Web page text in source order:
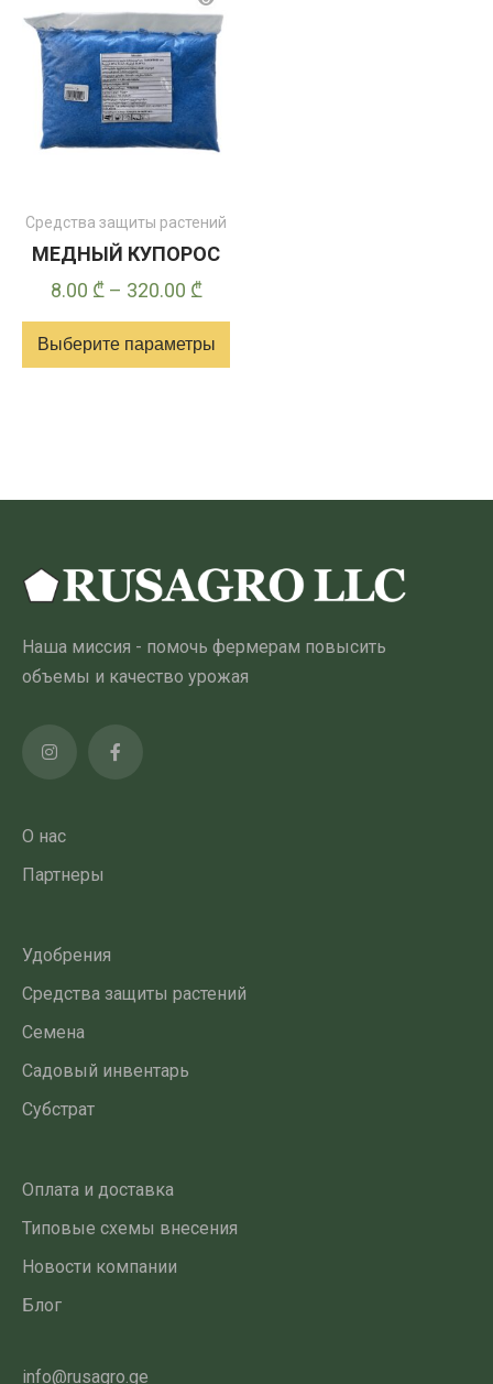
Средства защиты растений
МЕДНЫЙ КУПОРОС
8.00 ₾ – 320.00 ₾Диапазон
цен:
8.00 ₾
Выберите параметры
можно
выбрать
странице
товара
Наша миссия - помочь фермерам повысить
объемы и качество урожая
О нас
Партнеры
Удобрения
Средства защиты растений
Семена
Садовый инвентарь
Субстрат
Оплата и доставка
Типовые схемы внесения
Новости компании
Блог
info@rusagro.ge